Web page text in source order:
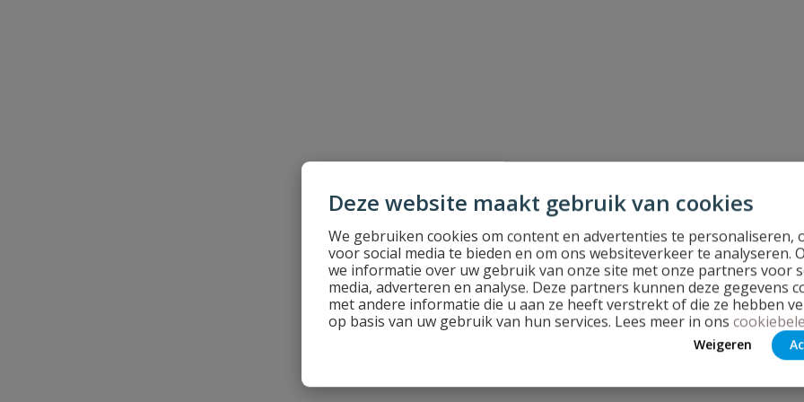
Deze website maakt gebruik van cookies
We gebruiken cookies om content en advertenties te personaliseren,
voor social media te bieden en om ons websiteverkeer te analyseren.
we informatie over uw gebruik van onze site met onze partners voor
media, adverteren en analyse. Deze partners kunnen deze gegevens
met andere informatie die u aan ze heeft verstrekt of die ze hebben
op basis van uw gebruik van hun services. Lees meer in ons
Weigeren